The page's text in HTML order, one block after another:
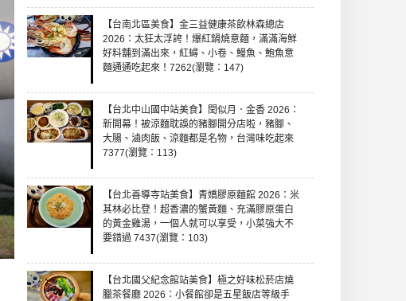
【台南北區美食】金三益健康茶飲林森總店
2026：太狂太浮誇！爆紅鍋燒意麵，滿滿海鮮
好料舖到滿出來，紅蟳、小卷、鰻魚、鮑魚意
麵通通吃起來！7262(瀏覽：147)
【台北中山國中站美食】閏似月．金香 2026：
新開幕！被涼麵耽誤的豬腳開分店啦，豬腳、
大腸、滷肉飯、涼麵都是名物，台灣味吃起來
7377(瀏覽：113)
【台北善導寺站美食】青嬌膠原麵館 2026：米
其林必比登！超香濃的蟹黃麵、充滿膠原蛋白
的黃金雞湯，一個人就可以享受，小菜強大不
要錯過 7437(瀏覽：103)
【台北國父紀念館站美食】極之好味松菸店燒
臘茶餐廳 2026：小餐館卻是五星飯店等級手